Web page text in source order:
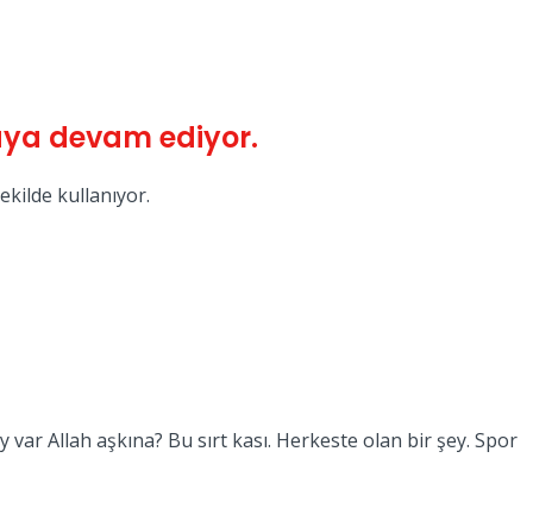
devam ediyor.
kullanıyor.
Allah aşkına? Bu sırt kası. Herkeste olan bir şey. Spor